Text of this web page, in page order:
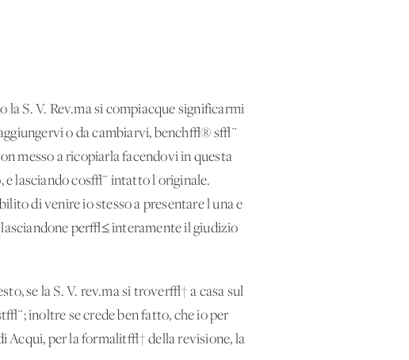
S. V. Rev.ma si compiacque significarmi
o da cambiarvi, bench√® s√¨
messo a ricopiarla facendovi in questa
e lasciando cos√¨ intatto l'originale.
di venire io stesso a presentare l'una e
per√≤ interamente il giudizio
se la S. V. rev.ma si trover√† a casa sul
inoltre se crede ben fatto, che io per
Acqui, per la formalit√† della revisione, la